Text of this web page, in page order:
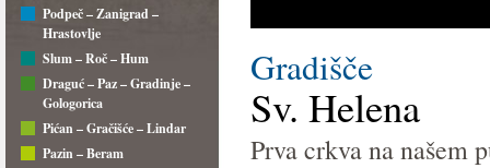
Podpeč – Zanigrad –
Hrastovlje
Slum – Roč – Hum
Draguć – Paz – Gradinje –
Gologorica
Pićan – Gračišće – Lindar
Pazin – Beram
Gradišče
Sv. Helena
Prva crkva na našem